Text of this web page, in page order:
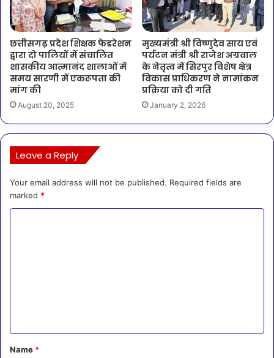
छत्तीसगढ़ प्रदेश शिक्षक फेडरेशन
द्वारा दो पालियों में संचालित
शासकीय आत्मानंद शालाओं में
समय सारणी में एकरूपता की
मांग की
August 20, 2025
मुख्यमंत्री श्री विष्णुदेव साय एवं
पर्यटन मंत्री श्री राजेश अग्रवाल
के नेतृत्व में सिरपुर विशेष क्षेत्र
विकास प्राधिकरण ने नामांकन
प्रक्रिया को दी गति
January 2, 2026
Leave a Reply
Your email address will not be published. Required fields are
marked *
*
Name *